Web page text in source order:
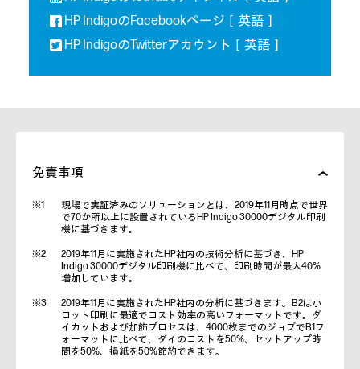
HP IndigoのFacebookページ［英語］
HP IndigoのTwitterアカウント［英語］
免責事項
現場で実証済みのソリューションとは、2019年11月時点で世界
で70か所以上に設置されているHP Indigo 30000デジタル印刷
機に基づきます。
2019年11月に実施されたHP社内の技術分析に基づき、HP
Indigo 30000デジタル印刷機に比べて、印刷時間が最大40%
増加しています。
2019年11月に実施されたHP社内の分析に基づきます。B2は小
ロット印刷に最適でコスト効率の高いフォーマットです。ダ
イカットおよび加飾プロセスは、4000枚までのジョブでB1フ
ォーマットに比べて、ダイのコストを50%、セットアップ時
間を50%、損紙を50%節約できます。